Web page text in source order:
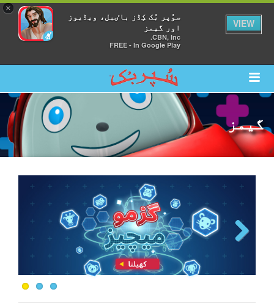
×
سوُپر بُک کِڈز باٸبل، ویڈیوز
اور گیمز
CBN, Inc.
FREE - In Google Play
VIEW
گیمز
The Great Fish
Help the great fish swim as far